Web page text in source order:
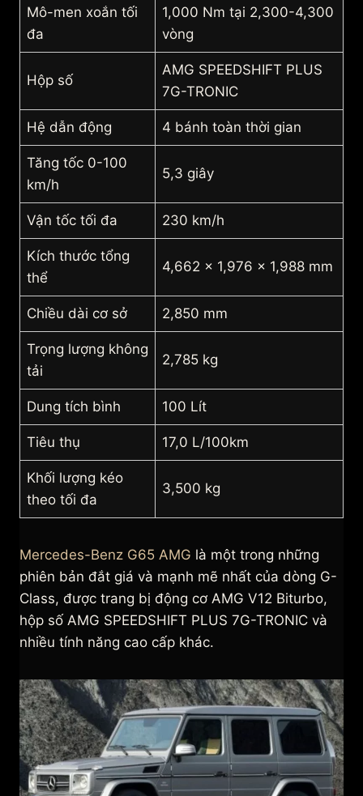
Mô-men xoắn tối
đa
1,000 Nm tại 2,300-4,300
vòng
Hộp số
AMG SPEEDSHIFT PLUS
7G-TRONIC
Hệ dẫn động 4 bánh toàn thời gian
Tăng tốc 0-100
km/h
5,3 giây
Vận tốc tối đa 230 km/h
Kích thước tổng
thể
4,662 x 1,976 x 1,988 mm
Chiều dài cơ sở 2,850 mm
Trọng lượng không
tải
2,785 kg
Dung tích bình 100 Lít
Tiêu thụ 17,0 L/100km
Khối lượng kéo
theo tối đa
3,500 kg
Mercedes-Benz G65 AMG là một trong những
phiên bản đắt giá và mạnh mẽ nhất của dòng G-
Class, được trang bị động cơ AMG V12 Biturbo,
hộp số AMG SPEEDSHIFT PLUS 7G-TRONIC và
nhiều tính năng cao cấp khác.